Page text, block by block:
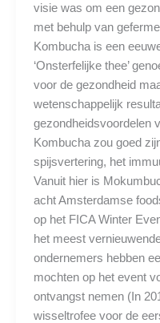
visie was om een
met behulp van
Kombucha is een
‘Onsterfelijke thee’
voor de gezondheid
wetenschappelijk
gezondheidsvoordelen
Kombucha zou goed
spijsvertering, het
Vanuit hier is
acht Amsterdamse
op het FICA Winter
het meest
ondernemers hebben
mochten op het event
ontvangst nemen (In
wisseltrofee voor de